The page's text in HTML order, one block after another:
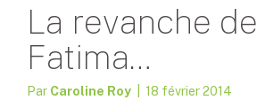
La revanche de
Fatima…
Par Caroline Roy | 18 février 2014